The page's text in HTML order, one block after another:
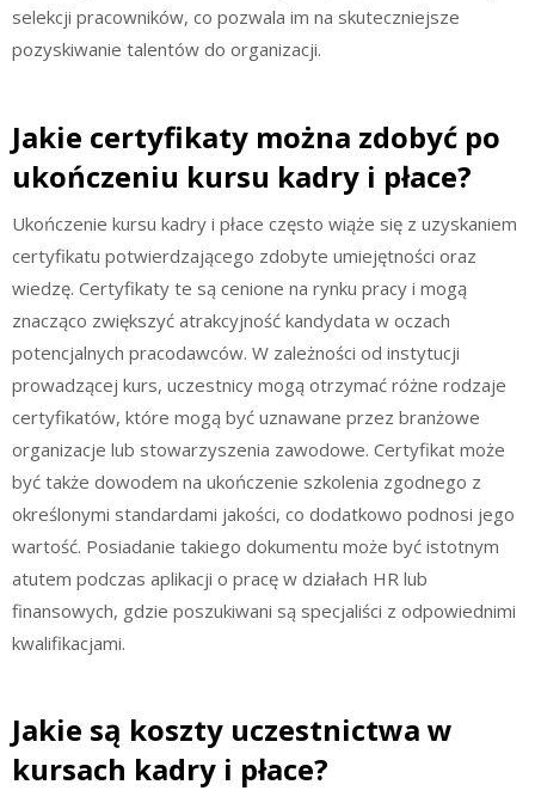
selekcji pracowników, co pozwala im na skuteczniejsze
pozyskiwanie talentów do organizacji.
Jakie certyfikaty można zdobyć po
ukończeniu kursu kadry i płace?
Ukończenie kursu kadry i płace często wiąże się z uzyskaniem
certyfikatu potwierdzającego zdobyte umiejętności oraz
wiedzę. Certyfikaty te są cenione na rynku pracy i mogą
znacząco zwiększyć atrakcyjność kandydata w oczach
potencjalnych pracodawców. W zależności od instytucji
prowadzącej kurs, uczestnicy mogą otrzymać różne rodzaje
certyfikatów, które mogą być uznawane przez branżowe
organizacje lub stowarzyszenia zawodowe. Certyfikat może
być także dowodem na ukończenie szkolenia zgodnego z
określonymi standardami jakości, co dodatkowo podnosi jego
wartość. Posiadanie takiego dokumentu może być istotnym
atutem podczas aplikacji o pracę w działach HR lub
finansowych, gdzie poszukiwani są specjaliści z odpowiednimi
kwalifikacjami.
Jakie są koszty uczestnictwa w
kursach kadry i płace?